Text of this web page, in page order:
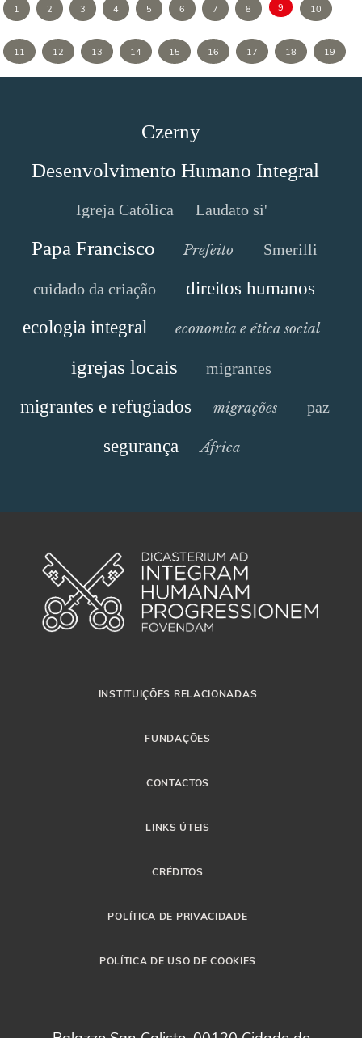
1 2 3 4 5 6 7 8 9 10
11 12 13 14 15 16 17 18 19
Czerny
Desenvolvimento Humano Integral
Igreja Católica Laudato si'
Papa Francisco Prefeito Smerilli
cuidado da criação
direitos humanos
ecologia integral
economia e ética social
igrejas locais migrantes
migrantes e refugiados migrações paz
segurança África
INSTITUIÇÕES RELACIONADAS
FUNDAÇÕES
CONTACTOS
LINKS ÚTEIS
CRÉDITOS
POLÍTICA DE PRIVACIDADE
POLÍTICA DE USO DE COOKIES